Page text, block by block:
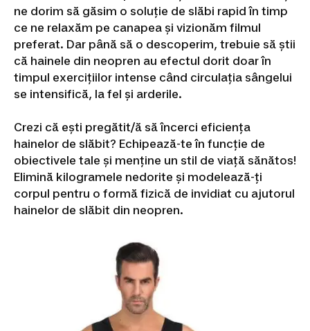
ne dorim să găsim o soluție de slăbi rapid în timp
ce ne relaxăm pe canapea și vizionăm filmul
preferat. Dar până să o descoperim, trebuie să știi
că hainele din neopren au efectul dorit doar în
timpul exercițiilor intense când circulația sângelui
se intensifică, la fel și arderile.
Crezi că ești pregătit/ă să încerci eficiența
hainelor de slăbit? Echipează-te în funcție de
obiectivele tale și menține un stil de viață sănătos!
Elimină kilogramele nedorite și modelează-ți
corpul pentru o formă fizică de invidiat cu ajutorul
hainelor de slăbit din neopren.